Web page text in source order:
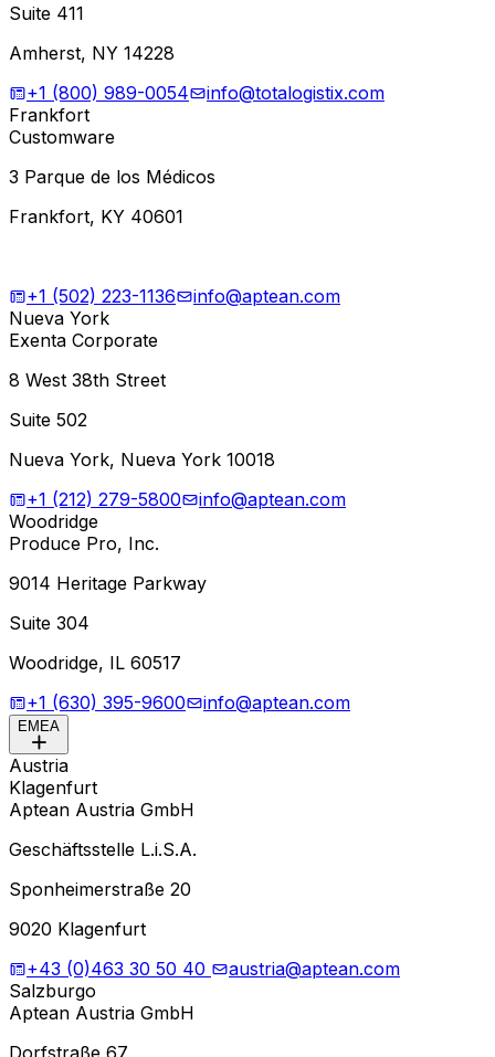
Suite 411
Amherst, NY 14228
+1 (800) 989-0054
info@totalogistix.com
Frankfort
Customware
3 Parque de los Médicos
Frankfort, KY 40601
+1 (502) 223-1136
info@aptean.com
Nueva York
Exenta Corporate
8 West 38th Street
Suite 502
Nueva York, Nueva York 10018
+1 (212) 279-5800
info@aptean.com
Woodridge
Produce Pro, Inc.
9014 Heritage Parkway
Suite 304
Woodridge, IL 60517
+1 (630) 395-9600
info@aptean.com
EMEA
Austria
Klagenfurt
Aptean Austria GmbH
Geschäftsstelle L.i.S.A.
Sponheimerstraße 20
9020 Klagenfurt
+43 (0)463 30 50 40
austria@aptean.com
Salzburgo
Aptean Austria GmbH
Dorfstraße 67